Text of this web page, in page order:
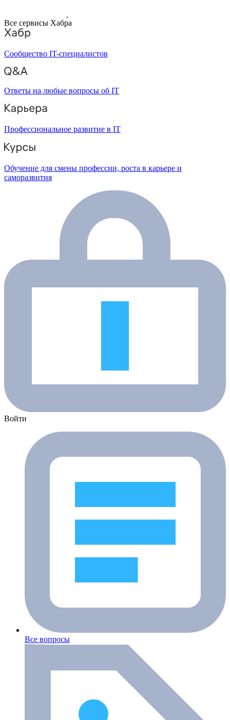
Все сервисы Хабра
Сообщество IT-специалистов
Ответы на любые вопросы об IT
Профессиональное развитие в IT
Обучение для смены профессии, роста в карьере и
саморазвития
Войти
Все вопросы